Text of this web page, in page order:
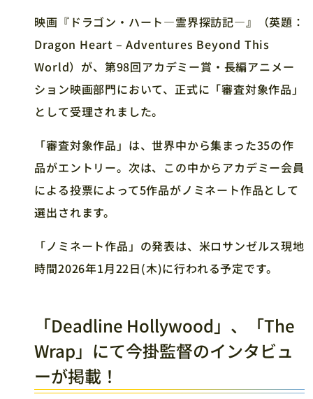
映画『ドラゴン・ハート―霊界探訪記―』（英題：
Dragon Heart – Adventures Beyond This
World）が、第98回アカデミー賞・長編アニメー
ション映画部門において、正式に「審査対象作品」
として受理されました。
「審査対象作品」は、世界中から集まった35の作
品がエントリー。次は、この中からアカデミー会員
による投票によって5作品がノミネート作品として
選出されます。
「ノミネート作品」の発表は、米ロサンゼルス現地
時間2026年1月22日(木)に行われる予定です。
「Deadline Hollywood」、「The
Wrap」にて今掛監督のインタビュ
ーが掲載！